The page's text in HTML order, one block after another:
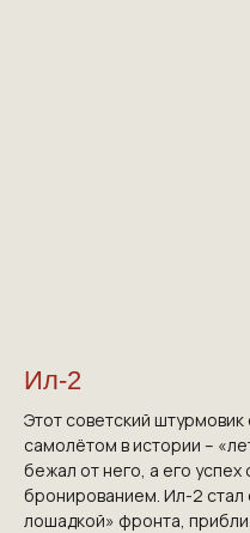
Ил-2
Этот советский
самолётом в истории –
бежал от него, а его
бронированием. Ил-2
лошадкой» фронта,